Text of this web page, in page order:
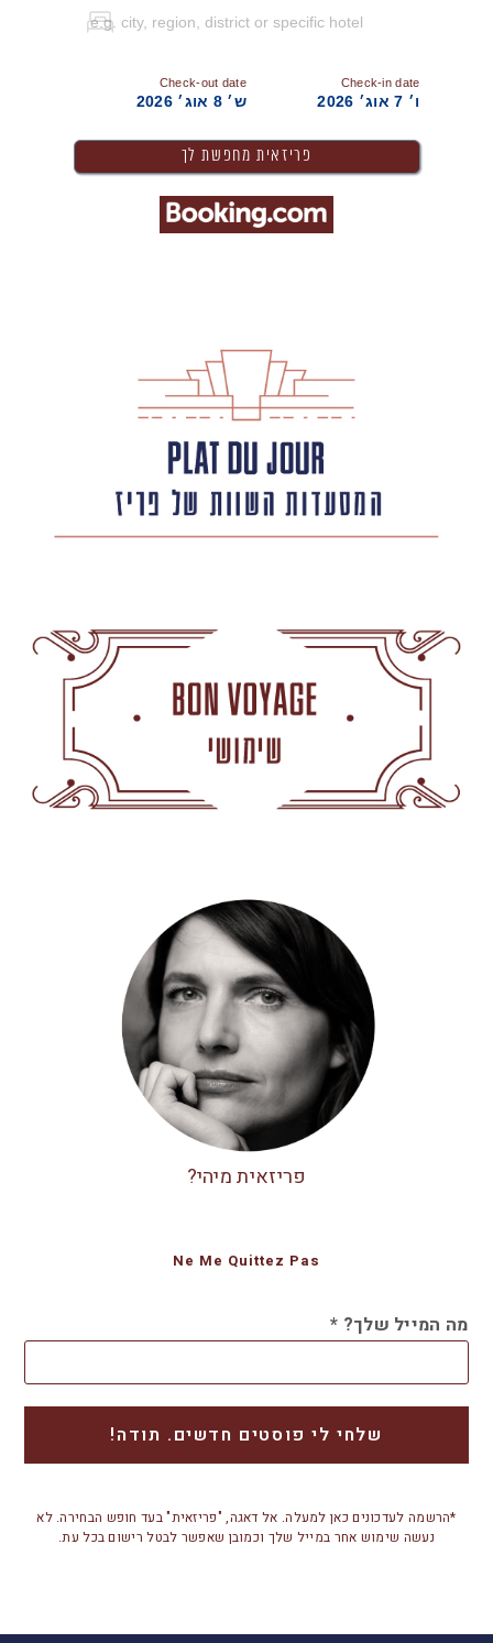
Check-in date
ו׳ 7 אוג׳ 2026
Check-out date
ש׳ 8 אוג׳ 2026
פריזאית מיהי?
Ne Me Quittez Pas
מה המייל שלך? *
*הרשמה לעדכונים כאן למעלה. אל דאגה, "פריזאית" בעד חופש הבחירה. לא
נעשה שימוש אחר במייל שלך וכמובן שאפשר לבטל רישום בכל עת.